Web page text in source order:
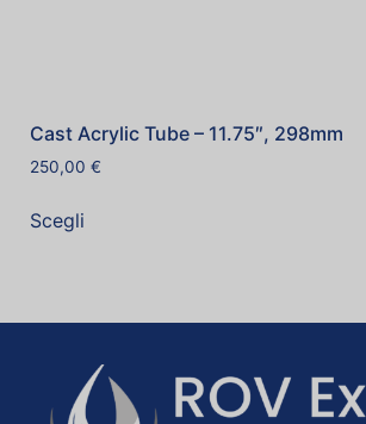
Cast Acrylic Tube – 11.75″, 298mm
250,00 €
Scegli